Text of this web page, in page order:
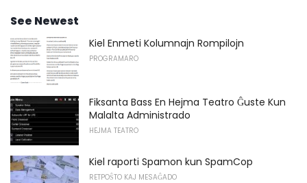
See Newest
Kiel Enmeti Kolumnajn Rompilojn
PROGRAMARO
Fiksanta Bass En Hejma Teatro Ĝuste Kun
Malalta Administrado
HEJMA TEATRO
Kiel raporti Spamon kun SpamCop
RETPOŜTO KAJ MESAĜADO